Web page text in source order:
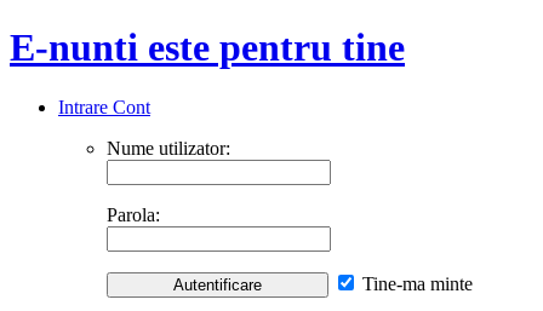
E-nunti este pentru tine
Intrare Cont
Nume utilizator:
Parola:
Tine-ma minte